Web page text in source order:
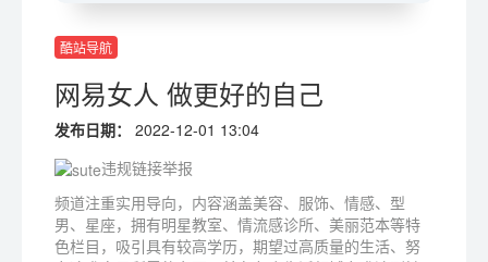
酷站导航
网易女人 做更好的自己
发布日期：
2022-12-01 13:04
违规链接举报
频道注重实用导向，内容涵盖美容、服饰、情感、型
男、星座，拥有明星教室、情流感诊所、美丽范本等特
色栏目，吸引具有较高学历，期望过高质量的生活、努